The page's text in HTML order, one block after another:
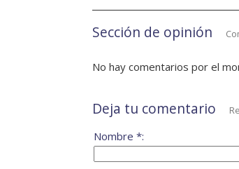
Sección de opinión
No hay comentarios por el
Deja tu comentario
Nombre *: